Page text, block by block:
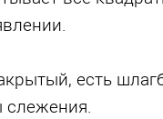
есть
слежения.